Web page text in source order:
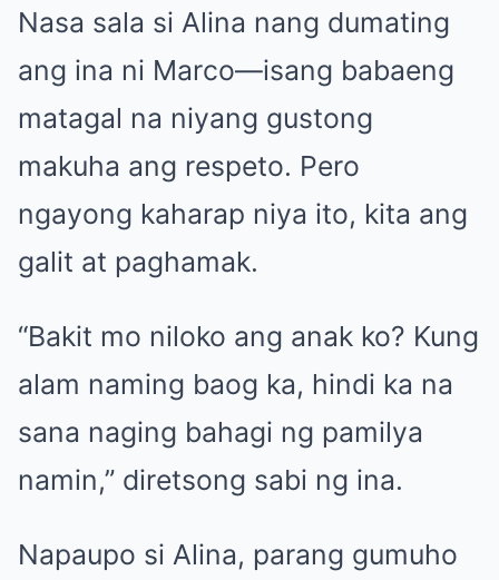
Nasa sala si Alina nang dumating
ang ina ni Marco—isang babaeng
matagal na niyang gustong
makuha ang respeto. Pero
ngayong kaharap niya ito, kita ang
galit at paghamak.
“Bakit mo niloko ang anak ko? Kung
alam naming baog ka, hindi ka na
sana naging bahagi ng pamilya
namin,” diretsong sabi ng ina.
Napaupo si Alina, parang gumuho